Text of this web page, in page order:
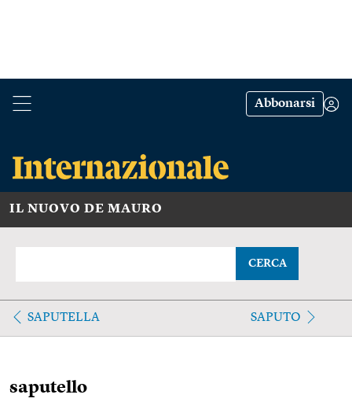
Abbonarsi
IL NUOVO DE MAURO
CERCA
SAPUTELLA SAPUTO
saputello